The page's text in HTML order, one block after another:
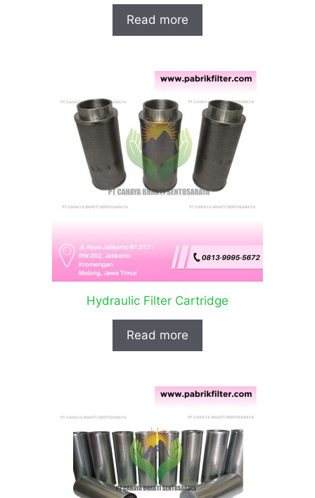
Read more
Hydraulic Filter Cartridge
Read more